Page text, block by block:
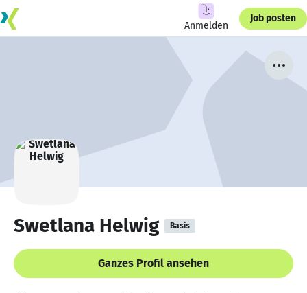
Anmelden
Job posten
Swetlana Helwig Basis
Ganzes Profil ansehen